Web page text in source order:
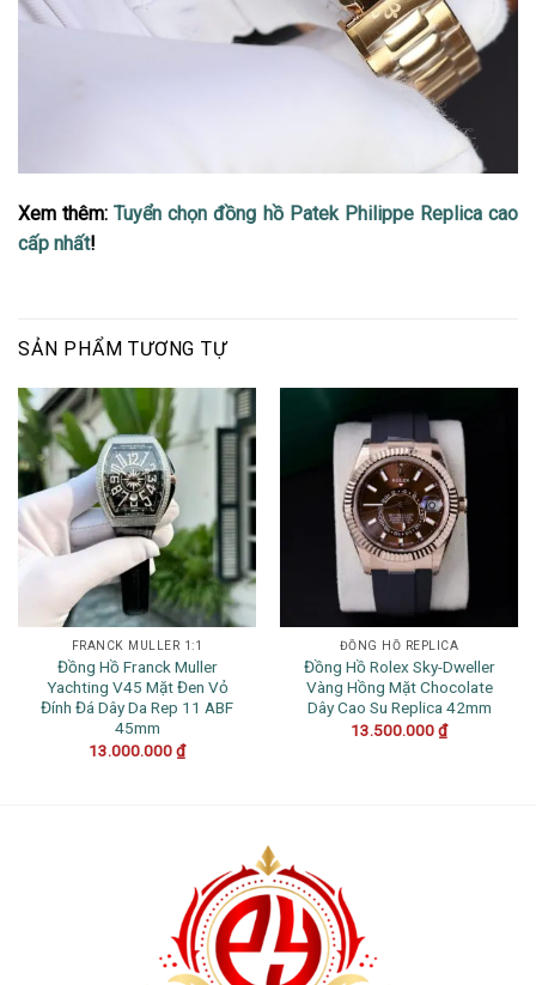
Xem thêm:Tuyển chọn đồng hồ Patek Philippe Replica cao
cấp nhất!
SẢN PHẨM TƯƠNG TỰ
FRANCK MULLER 1:1
Đồng Hồ Franck Muller
Yachting V45 Mặt Đen Vỏ
Đính Đá Dây Da Rep 11 ABF
45mm
13.000.000₫
ĐỒNG HỒ REPLICA
Đồng Hồ Rolex Sky-Dweller
Vàng Hồng Mặt Chocolate
Dây Cao Su Replica 42mm
13.500.000₫